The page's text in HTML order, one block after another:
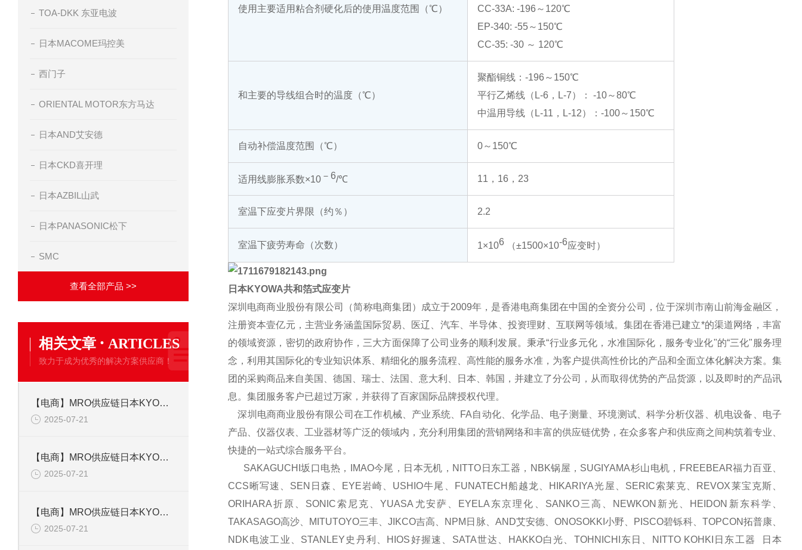
TOA-DKK 东亚电波
日本MACOME玛控美
西门子
ORIENTAL MOTOR东方马达
日本AND艾安德
日本CKD喜开理
日本AZBIL山武
日本PANASONIC松下
SMC
查看全部产品 >>
相关文章 · ARTICLES
致力于成为优秀的解决方案供应商！
【电商】MRO供应链日本KYOWA共和 应变片 KFGS-1-350-C1-23L5M3R
2025-07-21
【电商】MRO供应链日本KYOWA共和 应变片 KFGS-1-120-D16-11L5M3S
2025-07-21
【电商】MRO供应链日本KYOWA共和 通用箔式应变片KFGS-2-350-D1-23
2025-07-21
使用主要适用粘合剂硬化后的使用温度范围（℃）
CC-33A: -196～120℃
EP-340: -55～150℃
CC-35: -30 ～ 120℃
和主要的导线组合时的温度（℃）
聚酯铜线：-196～150℃
平行乙烯线（L-6，L-7）： -10～80℃
中温用导线（L-11，L-12）：-100～150℃
自动补偿温度范围（℃） 0～150℃
适用线膨胀系数×10－6/℃ 11，16，23
室温下应变片界限（约％） 2.2
室温下疲劳寿命（次数） 1×106 （±1500×10-6应变时）
日本KYOWA共和箔式应变片
深圳电商商业股份有限公司（简称电商集团）成立于2009年，是香港电商集团在中国的全资分公司，位于深圳市南山前海金融区，
注册资本壹亿元，主营业务涵盖国际贸易、医辽、汽车、半导体、投资理财、互联网等领域。集团在香港已建立*的渠道网络，丰富
的领域资源，密切的政府协作，三大方面保障了公司业务的顺利发展。秉承“行业多元化，水准国际化，服务专业化"的“三化"服务理
念，利用其国际化的专业知识体系、精细化的服务流程、高性能的服务水准，为客户提供高性价比的产品和全面立体化解决方案。集
团的采购商品来自美国、德国、瑞士、法国、意大利、日本、韩国，并建立了分公司，从而取得优势的产品货源，以及即时的产品讯
息。集团服务客户已超过万家，并获得了百家国际品牌授权代理。
深圳电商商业股份有限公司在工作机械、产业系统、FA自动化、化学品、电子测量、环境测试、科学分析仪器、机电设备、电子
产品、仪器仪表、工业器材等广泛的领域内，充分利用集团的营销网络和丰富的供应链优势，在众多客户和供应商之间构筑着专业、
快捷的一站式综合服务平台。
SAKAGUCHI坂口电热，IMAO今尾，日本无机，NITTO日东工器，NBK锅屋，SUGIYAMA杉山电机，FREEBEAR福力百亚、
CCS晰写速、SEN日森、EYE岩崎、USHIO牛尾、FUNATECH船越龙、HIKARIYA光屋、SERIC索莱克、REVOX莱宝克斯、
ORIHARA折原、SONIC索尼克、YUASA尤安萨、EYELA东京理化、SANKO三高、NEWKON新光、HEIDON新东科学、
TAKASAGO高沙、MITUTOYO三丰、JIKCO吉高、NPM日脉、AND艾安德、ONOSOKKI小野、PISCO碧铄科、TOPCON拓普康、
NDK电波工业、STANLEY史丹利、HIOS好握速、SATA世达、HAKKO白光、TOHNICHI东日、NITTO KOHKI日东工器 日本